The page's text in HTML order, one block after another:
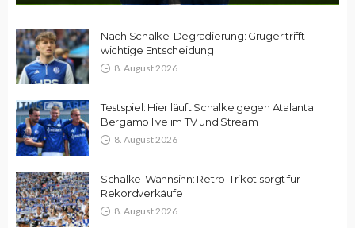
Nach Schalke-Degradierung: Grüger trifft
wichtige Entscheidung
8. August 2026
Testspiel: Hier läuft Schalke gegen Atalanta
Bergamo live im TV und Stream
8. August 2026
Schalke-Wahnsinn: Retro-Trikot sorgt für
Rekordverkäufe
8. August 2026